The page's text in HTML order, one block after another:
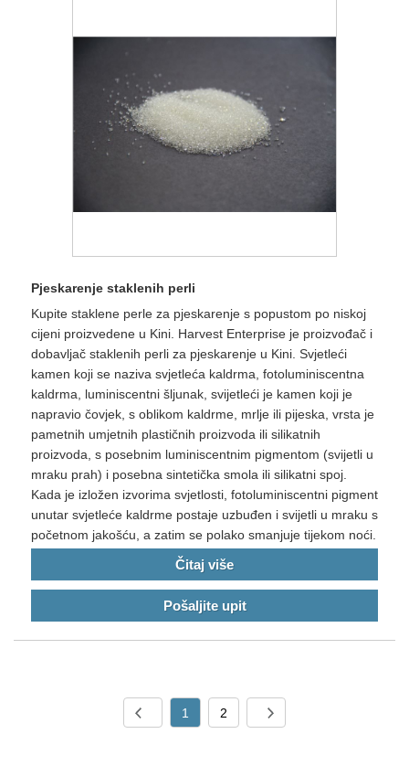
Pjeskarenje staklenih perli
Kupite staklene perle za pjeskarenje s popustom po niskoj
cijeni proizvedene u Kini. Harvest Enterprise je proizvođač i
dobavljač staklenih perli za pjeskarenje u Kini. Svjetleći
kamen koji se naziva svjetleća kaldrma, fotoluminiscentna
kaldrma, luminiscentni šljunak, svijetleći je kamen koji je
napravio čovjek, s oblikom kaldrme, mrlje ili pijeska, vrsta je
pametnih umjetnih plastičnih proizvoda ili silikatnih
proizvoda, s posebnim luminiscentnim pigmentom (svijetli u
mraku prah) i posebna sintetička smola ili silikatni spoj.
Kada je izložen izvorima svjetlosti, fotoluminiscentni pigment
unutar svjetleće kaldrme postaje uzbuđen i svijetli u mraku s
početnom jakošću, a zatim se polako smanjuje tijekom noći.
Čitaj više
Pošaljite upit
1 2